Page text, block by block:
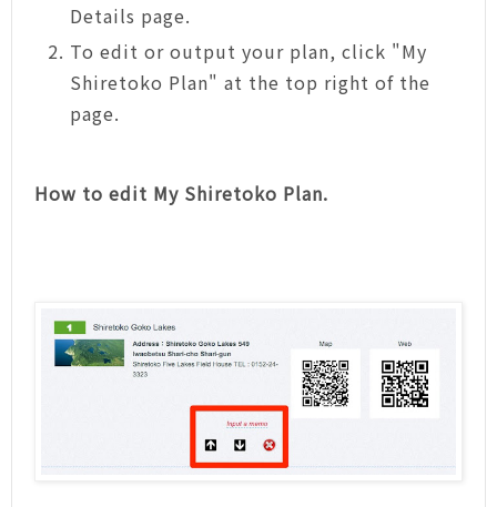
Details page.
To edit or output your plan, click "My
Shiretoko Plan" at the top right of the
page.
How to edit My Shiretoko Plan.